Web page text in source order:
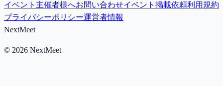
イベント主催者様へお問い合わせイベント掲載依頼利用規約
プライバシーポリシー運営者情報
NextMeet
© 2026 NextMeet